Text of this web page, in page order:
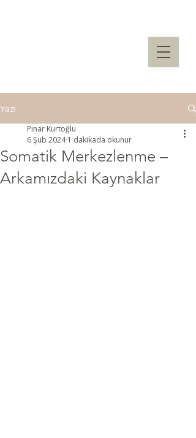
Yazı
Somatik Merkezlenme –
Arkamızdaki Kaynaklar
Pınar Kurtoğlu
6 Şub 2024 1 dakikada okunur